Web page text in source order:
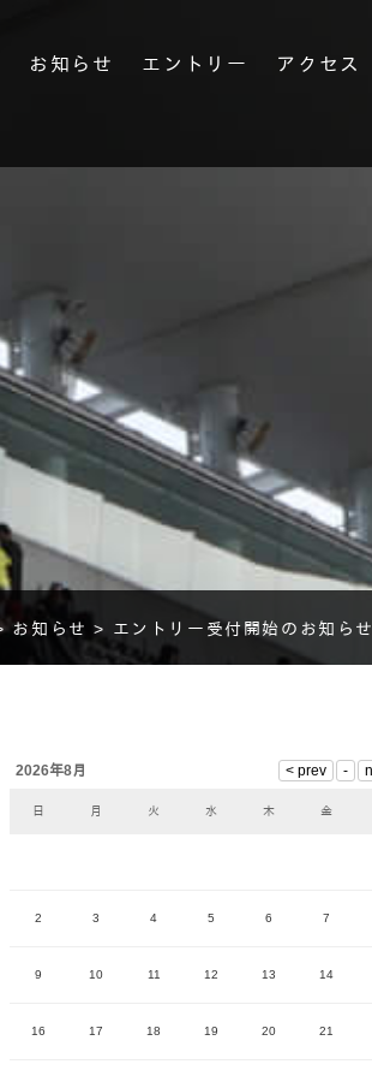
お知らせ エントリー アクセス
お知らせ > エントリー受付開始のお知らせ
2026年8月
日 月 火 水 木 金
2 3 4 5 6 7
9 10 11 12 13 14
16 17 18 19 20 21